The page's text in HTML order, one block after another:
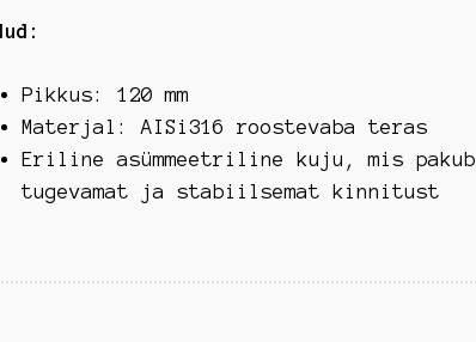
Pikkus: 120 mm
Materjal: AISi316 roostevaba teras
Eriline asümmeetriline kuju, mis pakub
tugevamat ja stabiilsemat kinnitust